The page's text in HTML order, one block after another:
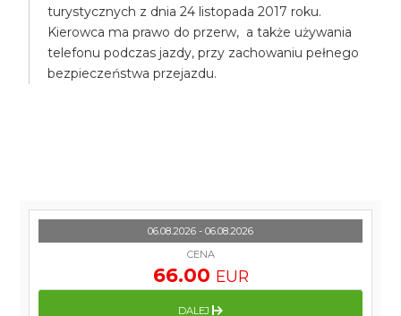
turystycznych z dnia 24 listopada 2017 roku.
Kierowca ma prawo do przerw, a także używania
telefonu podczas jazdy, przy zachowaniu pełnego
bezpieczeństwa przejazdu.
06.08.2026 - 06.08.2026
CENA
66.00 EUR
DALEJ